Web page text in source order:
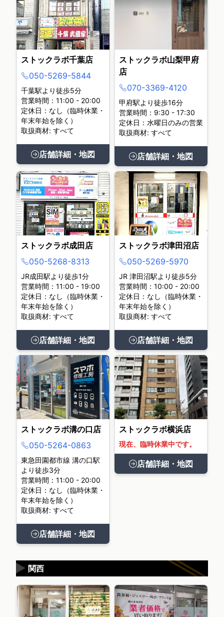
ストックラボ千葉店
050-5269-5844
千葉駅より徒歩5分
営業時間：11:00 - 20:00
定休日：なし（臨時休業・
年末年始を除く）
取扱商材: すべて
店舗詳細・地図
ストックラボ山梨甲府
店
070-3369-4120
甲府駅より徒歩16分
営業時間：9:30 - 17:30
定休日：水曜日のみの営業
取扱商材: すべて
店舗詳細・地図
ストックラボ成田店
050-5268-8313
JR成田駅より徒歩1分
営業時間：11:00 - 19:00
定休日：なし（臨時休業・
年末年始を除く）
取扱商材: すべて
店舗詳細・地図
ストックラボ津田沼店
050-5269-5970
JR 津田沼駅より徒歩5分
営業時間：10:00 - 20:00
定休日：なし（臨時休業・
年末年始を除く）
取扱商材: すべて
店舗詳細・地図
ストックラボ溝の口店
050-5264-0863
東急田園都市線 溝の口駅
より徒歩3分
営業時間：11:00 - 20:00
定休日：なし（臨時休業・
年末年始を除く）
取扱商材: すべて
店舗詳細・地図
ストックラボ横浜店
現在、臨時休業中です。
店舗詳細・地図
関西
▶